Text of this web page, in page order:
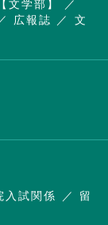
文学部】
広報誌
文
入試関係
留